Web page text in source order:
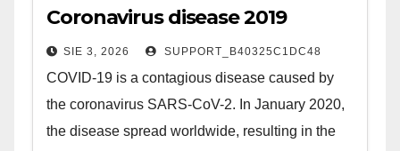
Coronavirus disease 2019
SIE 3, 2026 SUPPORT_B40325C1DC48
COVID-19 is a contagious disease caused by
the coronavirus SARS-CoV-2. In January 2020,
the disease spread worldwide, resulting in the